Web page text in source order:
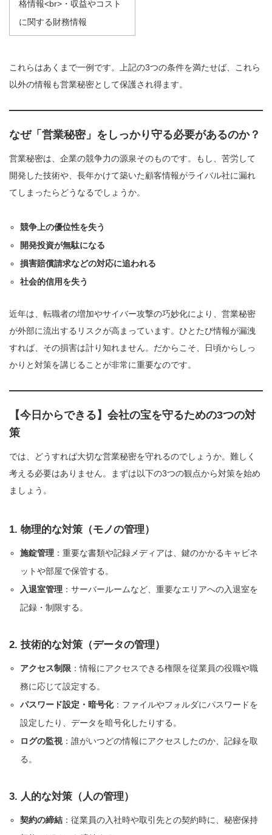
格情報<br>・収益やコスト
に関する財務情報
これらはあくまで一例です。上記の3つの条件を満たせば、これら
以外の情報も営業秘密として保護され得ます。
なぜ「営業秘密」をしっかり守る必要があるのか？
営業秘密は、企業の競争力の源泉そのものです。もし、苦労して
開発した技術や、長年かけて築いた顧客情報がライバル社に漏れ
てしまったらどうなるでしょうか。
競争上の優位性を失う
開発投資が無駄になる
損害賠償請求などの対応に追われる
社会的信用を失う
近年は、転職者の増加やサイバー攻撃の巧妙化により、営業秘密
が外部に流出するリスクが高まっています。ひとたび情報が漏洩
すれば、その損害は計り知れません。だからこそ、日頃からしっ
かりと対策を講じることが非常に重要なのです。
【今日からできる】会社の宝を守るための3つの対
策
では、どうすれば大切な営業秘密を守れるのでしょうか。難しく
考える必要はありません。まずは以下の3つの観点から対策を始め
ましょう。
1. 物理的な対策（モノの管理）
施錠管理 ：重要な書類や記録メディアは、鍵のかかるキャビネ
ットや部屋で保管する。
入退室管理 ：サーバールームなど、重要なエリアへの入退室を
記録・制限する。
2. 技術的な対策（データの管理）
アクセス制限 ：情報にアクセスできる権限を従業員の役職や職
務に応じて設定する。
パスワード設定・暗号化：ファイルやフォルダにパスワードを
設定したり、データを暗号化したりする。
ログの監視 ：誰がいつどの情報にアクセスしたのか、記録を取
る。
3. 人的な対策（人の管理）
契約の締結 ：従業員の入社時や取引先との契約時に、秘密保持